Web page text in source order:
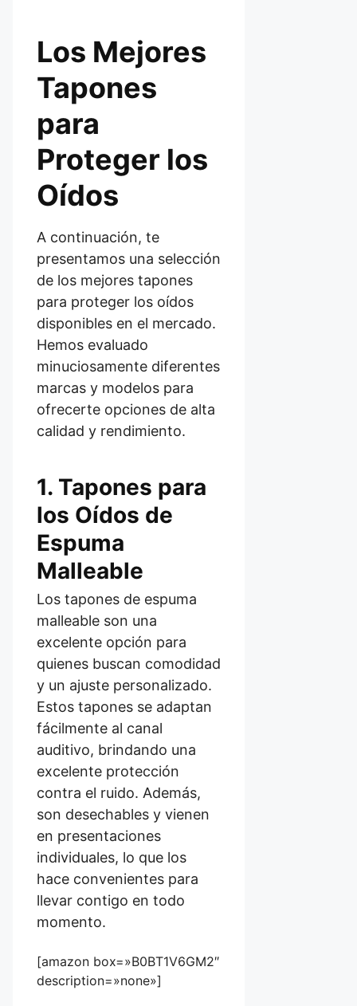
Los Mejores
Tapones
para
Proteger los
Oídos
A continuación, te
presentamos una selección
de los mejores tapones
para proteger los oídos
disponibles en el mercado.
Hemos evaluado
minuciosamente diferentes
marcas y modelos para
ofrecerte opciones de alta
calidad y rendimiento.
1. Tapones para
los Oídos de
Espuma
Malleable
Los tapones de espuma
malleable son una
excelente opción para
quienes buscan comodidad
y un ajuste personalizado.
Estos tapones se adaptan
fácilmente al canal
auditivo, brindando una
excelente protección
contra el ruido. Además,
son desechables y vienen
en presentaciones
individuales, lo que los
hace convenientes para
llevar contigo en todo
momento.
[amazon box=»B0BT1V6GM2″
description=»none»]